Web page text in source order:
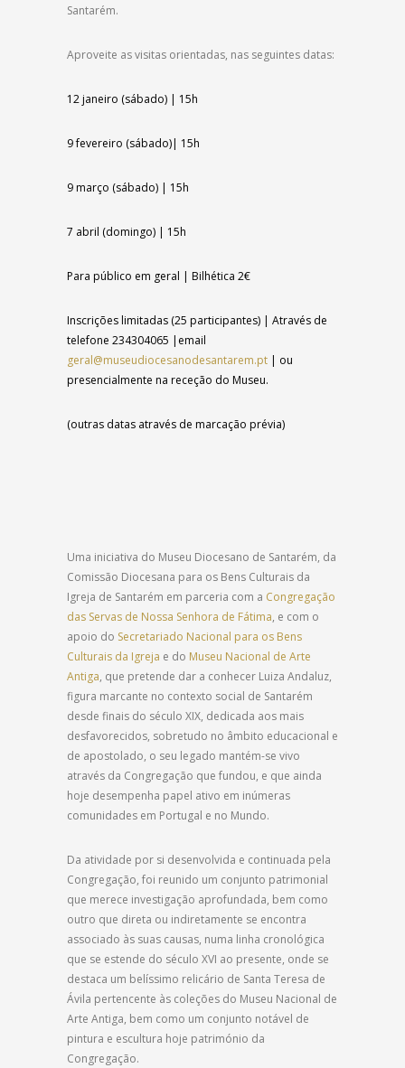
Santarém.
Aproveite as visitas orientadas, nas seguintes datas:
12 janeiro (sábado) | 15h
9fevereiro (sábado)| 15h
9 março (sábado) | 15h
7 abril (domingo) | 15h
Para público em geral | Bilhética 2€
Inscrições limitadas (25 participantes) | Através de
telefone 234304065 | email
geral@museudiocesanodesantarem.pt | ou
presencialmente na receção do Museu.
(outras datas através de marcação prévia)
Uma iniciativa do Museu Diocesano de Santarém, da
Comissão Diocesana para os Bens Culturais da
Igreja de Santarém em parceria com a Congregação
das Servas de Nossa Senhora de Fátima, e com o
apoio do Secretariado Nacional para os Bens
Culturais da Igreja e do Museu Nacional de Arte
Antiga, que pretende dar a conhecer Luiza Andaluz,
figura marcante no contexto social de Santarém
desde finais do século XIX, dedicada aos mais
desfavorecidos, sobretudo no âmbito educacional e
de apostolado, o seu legado mantém-se vivo
através da Congregação que fundou, e que ainda
hoje desempenha papel ativo em inúmeras
comunidades em Portugal e no Mundo.
Da atividade por si desenvolvida e continuada pela
Congregação, foi reunido um conjunto patrimonial
que merece investigação aprofundada, bem como
outro que direta ou indiretamente se encontra
associado às suas causas, numa linha cronológica
que se estende do século XVI ao presente, onde se
destaca um belíssimo relicário de Santa Teresa de
Ávila pertencente às coleções do Museu Nacional de
Arte Antiga, bem como um conjunto notável de
pintura e escultura hoje património da
Congregação.